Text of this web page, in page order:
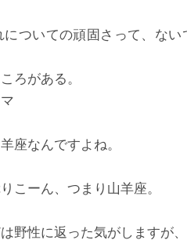
ついての頑固さって、ない
ろがある。
座なんですよね。
こーん、つまり山羊座。
野性に返った気がしますが、